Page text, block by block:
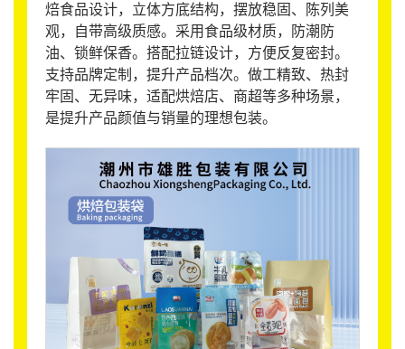
焙食品设计，立体方底结构，摆放稳固、陈列美
观，自带高级质感。采用食品级材质，防潮防
油、锁鲜保香。搭配拉链设计，方便反复密封。
支持品牌定制，提升产品档次。做工精致、热封
牢固、无异味，适配烘焙店、商超等多种场景，
是提升产品颜值与销量的理想包装。